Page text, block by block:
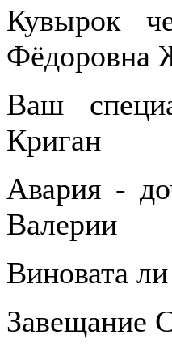
Кувырок
Фёдоровна
Ваш
Криган
Авария -
Валерии
Виновата
Завещание